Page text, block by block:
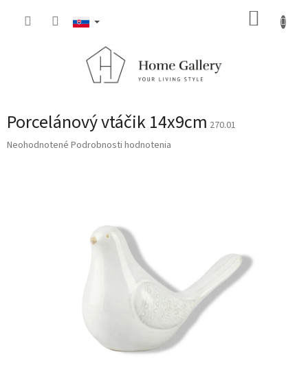
Porcelánový vtáčik 14x9cm 270.01
Priemerné
Neohodnotené Podrobnosti hodnotenia